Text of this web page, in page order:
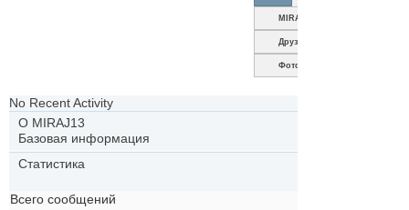
MIRAJ13
Друзья
Фотографии
No Recent Activity
О MIRAJ13
Базовая информация
Статистика
Всего сообщений